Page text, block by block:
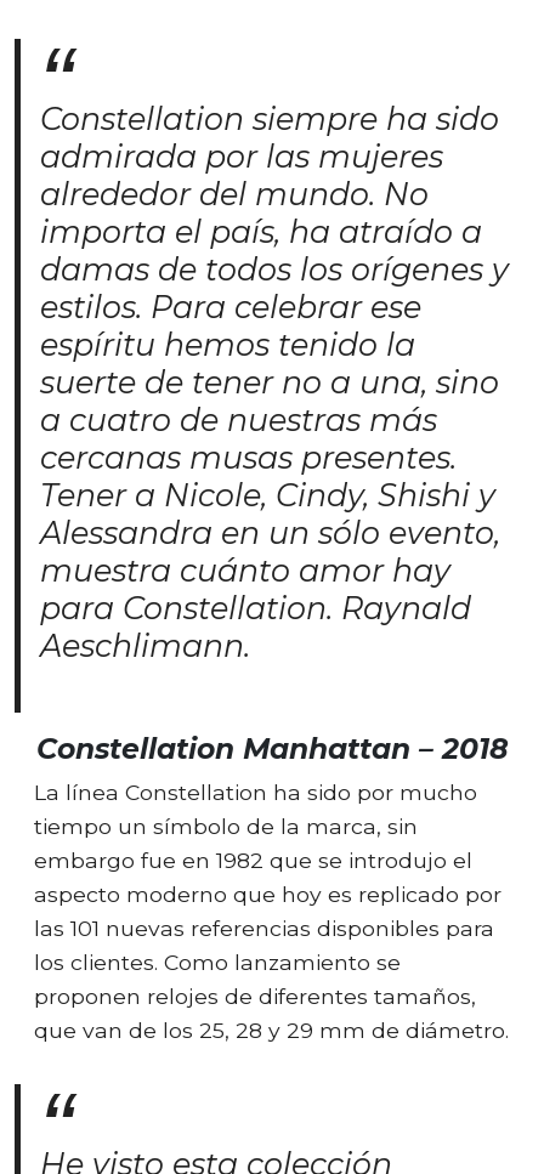
Constellation siempre ha sido
admirada por las mujeres
alrededor del mundo. No
importa el país, ha atraído a
damas de todos los orígenes y
estilos. Para celebrar ese
espíritu hemos tenido la
suerte de tener no a una, sino
a cuatro de nuestras más
cercanas musas presentes.
Tener a Nicole, Cindy, Shishi y
Alessandra en un sólo evento,
muestra cuánto amor hay
para Constellation. Raynald
Aeschlimann.
Constellation Manhattan – 2018
La línea Constellation ha sido por mucho
tiempo un símbolo de la marca, sin
embargo fue en 1982 que se introdujo el
aspecto moderno que hoy es replicado por
las 101 nuevas referencias disponibles para
los clientes. Como lanzamiento se
proponen relojes de diferentes tamaños,
que van de los 25, 28 y 29 mm de diámetro.
He visto esta colección